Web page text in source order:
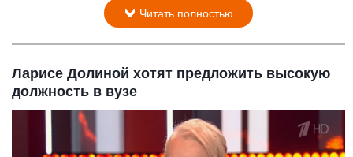
Читать полностью
Ларисе Долиной хотят предложить высокую
должность в вузе